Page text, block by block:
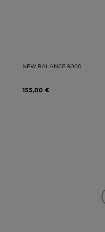
NEW BALANCE 9060
155,00 €